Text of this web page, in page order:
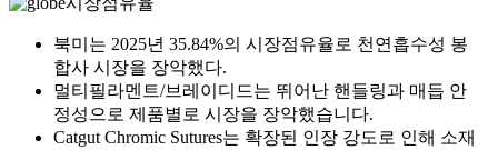
북미는 2025년 35.84%의 시장점유율로 천연흡수성 봉
합사 시장을 장악했다.
멀티필라멘트/브레이디드는 뛰어난 핸들링과 매듭 안
정성으로 제품별로 시장을 장악했습니다.
Catgut Chromic Sutures는 확장된 인장 강도로 인해 소재